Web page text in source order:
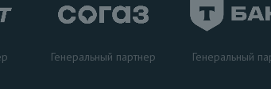
Генеральный партнер Генеральный